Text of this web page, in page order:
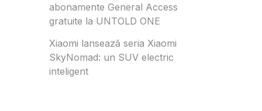
abonamente General Access
gratuite la UNTOLD ONE
Xiaomi lansează seria Xiaomi
SkyNomad: un SUV electric
inteligent